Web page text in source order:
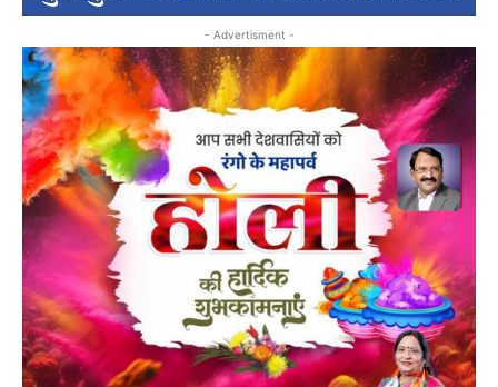
- Advertisment -